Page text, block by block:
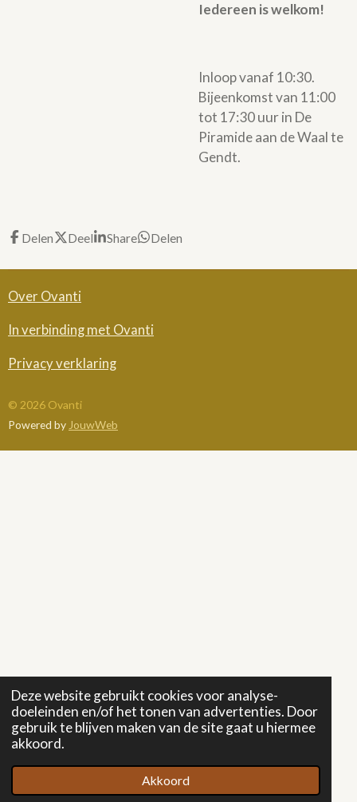
Deze website gebruikt cookies voor analyse-
doeleinden en/of het tonen van advertenties. Door
gebruik te blijven maken van de site gaat u hiermee
akkoord.
Akkoord
Iedereen is welkom!
Inloop vanaf 10:30.
Bijeenkomst van 11:00
tot 17:30 uur in De
Piramide aan de Waal te
Gendt.
Delen Deel Share Delen
Over Ovanti
In verbinding met Ovanti
Privacy verklaring
© 2026 Ovanti
Powered by JouwWeb